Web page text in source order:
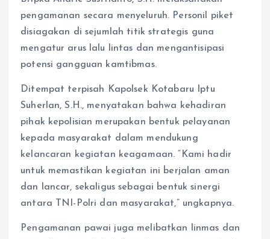
pengamanan secara menyeluruh. Personil piket
disiagakan di sejumlah titik strategis guna
mengatur arus lalu lintas dan mengantisipasi
potensi gangguan kamtibmas.
Ditempat terpisah Kapolsek Kotabaru Iptu
Suherlan, S.H., menyatakan bahwa kehadiran
pihak kepolisian merupakan bentuk pelayanan
kepada masyarakat dalam mendukung
kelancaran kegiatan keagamaan. “Kami hadir
untuk memastikan kegiatan ini berjalan aman
dan lancar, sekaligus sebagai bentuk sinergi
antara TNI-Polri dan masyarakat,” ungkapnya.
Pengamanan pawai juga melibatkan linmas dan